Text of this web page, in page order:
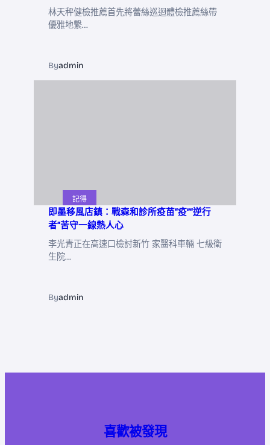
林天秤健檢推薦首先將蕾絲巡迴體檢推薦絲帶
優雅地繫…
Byadmin
記得
即墨移風店鎮：戰森和診所疫苗“疫”“逆行
者”苦守一線熱人心
李光青正在高速口檢討新竹 家醫科車輛 七級衛
生院…
Byadmin
喜歡被發現